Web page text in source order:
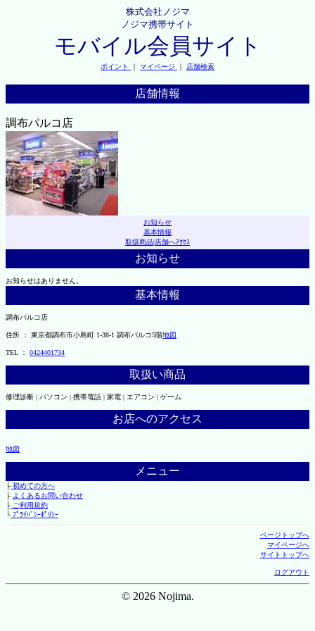
株式会社ノジマ
ノジマ携帯サイト
モバイル会員サイト
ポイント ｜ マイページ ｜ 店舗検索
店舗情報
調布パルコ店
お知らせ
基本情報
取扱商品|店舗へｱｸｾｽ
お知らせ
お知らせはありません。
基本情報
調布パルコ店
住所 ： 東京都調布市小島町 1-38-1 調布パルコ5階地図
TEL ： 0424401734
取扱い商品
修理診断 | パソコン | 携帯電話 | 家電 | エアコン | ゲーム
お店へのアクセス
地図
メニュー
├初めての方へ
├ よくあるお問い合わせ
├ご利用規約
└ﾌﾟﾗｲﾊﾞｼｰﾎﾟﾘｼｰ
ページトップへ
マイページへ
サイトトップへ
ログアウト
© 2026 Nojima.